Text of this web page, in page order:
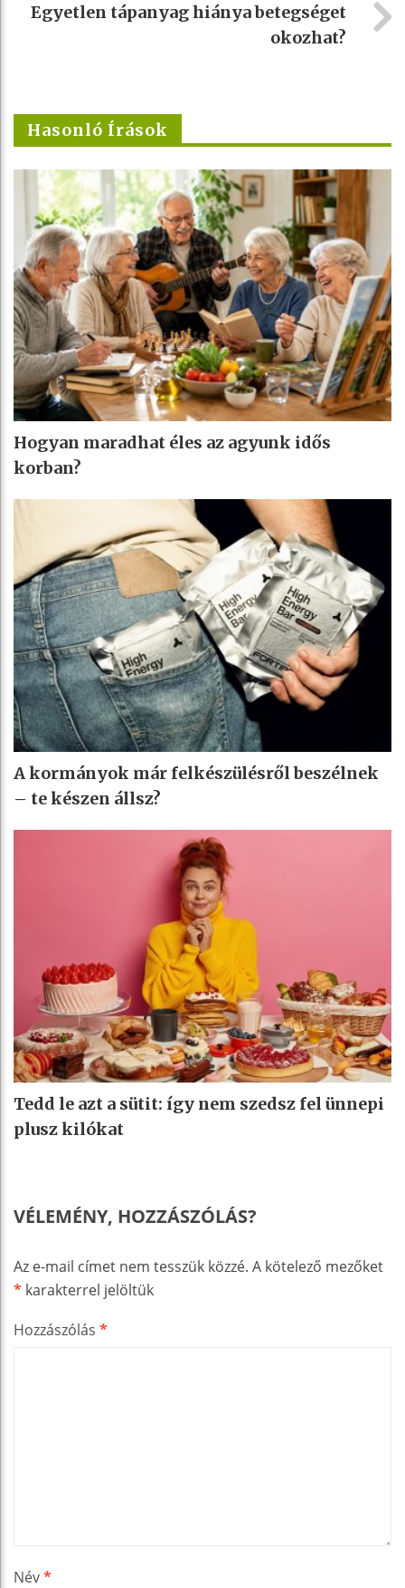
Egyetlen tápanyag hiánya betegséget
okozhat?
Hasonló Írások
Hogyan maradhat éles az agyunk idős
korban?
A kormányok már felkészülésről beszélnek
– te készen állsz?
Tedd le azt a sütit: így nem szedsz fel ünnepi
plusz kilókat
VÉLEMÉNY, HOZZÁSZÓLÁS?
Az e-mail címet nem tesszük közzé. A kötelező mezőket
* karakterrel jelöltük
Hozzászólás *
Név*